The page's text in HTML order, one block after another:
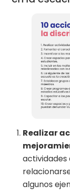
Realizar
actividades
algunos